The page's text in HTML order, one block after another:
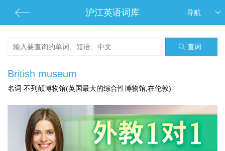
沪江英语词库 导航
查词
British museum
名词 不列颠博物馆(英国最大的综合性博物馆,在伦敦)